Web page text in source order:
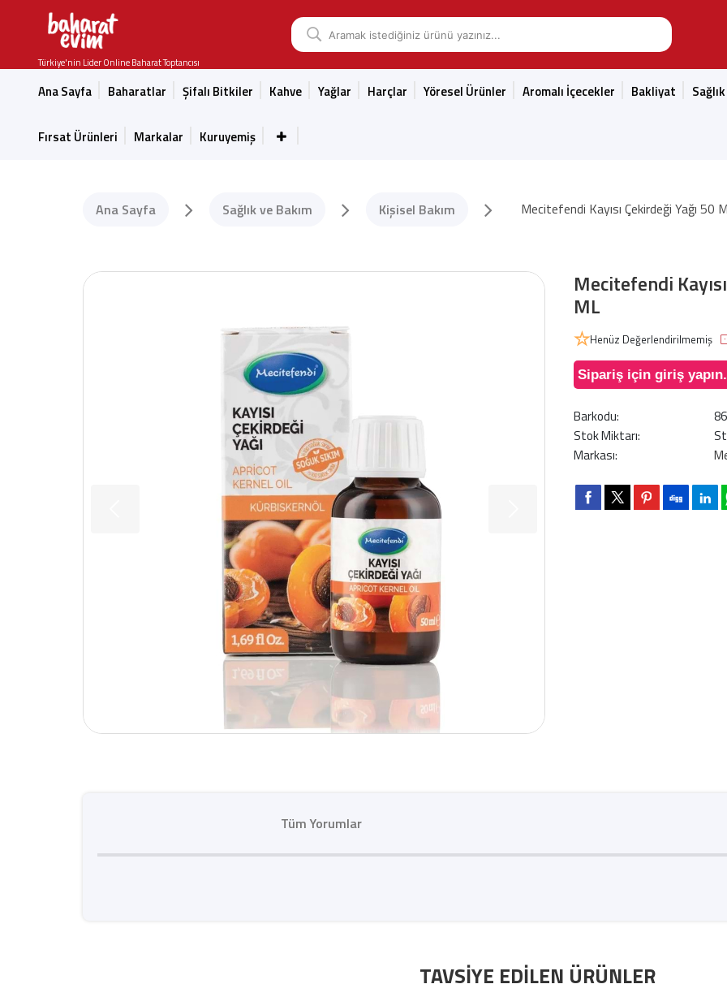
Türkiye'nin Lider Online Baharat Toptancısı
Ana Sayfa Baharatlar Şifalı Bitkiler Kahve Yağlar Harçlar Yöresel Ürünler Aromalı İçecekler Bakliyat
Fırsat Ürünleri Markalar Kuruyemiş
Ana Sayfa Sağlık ve Bakım Kişisel Bakım Mecitefendi Kayısı Çekirdeği Yağı 50
Mecitefendi
ML
Henüz Değerlendirilmemiş
Sipariş için giriş yapın.
Barkodu:
Stok Miktarı:
Markası:
Tüm Yorumlar
TAVSIYE EDILEN ÜRÜNLER